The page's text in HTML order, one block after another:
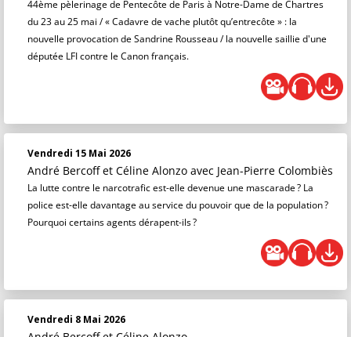
44ème pèlerinage de Pentecôte de Paris à Notre-Dame de Chartres
du 23 au 25 mai / « Cadavre de vache plutôt qu’entrecôte » : la
nouvelle provocation de Sandrine Rousseau / la nouvelle saillie d'une
députée LFI contre le Canon français.
Vendredi 15 Mai 2026
André Bercoff et Céline Alonzo avec Jean-Pierre Colombiès
La lutte contre le narcotrafic est-elle devenue une mascarade ? La
police est-elle davantage au service du pouvoir que de la population ?
Pourquoi certains agents dérapent-ils ?
Vendredi 8 Mai 2026